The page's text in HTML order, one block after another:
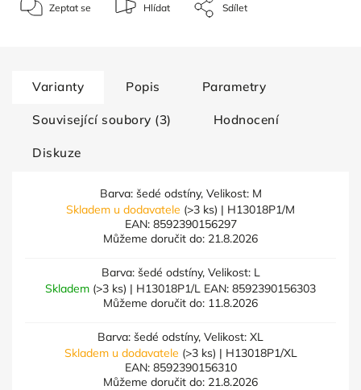
Zeptat se Hlídat Sdílet
Varianty Popis Parametry
Související soubory (3) Hodnocení
Diskuze
Barva: šedé odstíny, Velikost: M
Skladem u dodavatele (>3 ks) | H13018P1/M
EAN: 8592390156297
Můžeme doručit do: 21.8.2026
Barva: šedé odstíny, Velikost: L
Skladem (>3 ks) | H13018P1/L EAN: 8592390156303
Můžeme doručit do: 11.8.2026
Barva: šedé odstíny, Velikost: XL
Skladem u dodavatele (>3 ks) | H13018P1/XL
EAN: 8592390156310
Můžeme doručit do: 21.8.2026